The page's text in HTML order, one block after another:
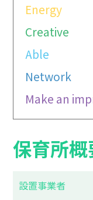
Energy
Creative
Able
Network
Make an
保育所概
設置事業者